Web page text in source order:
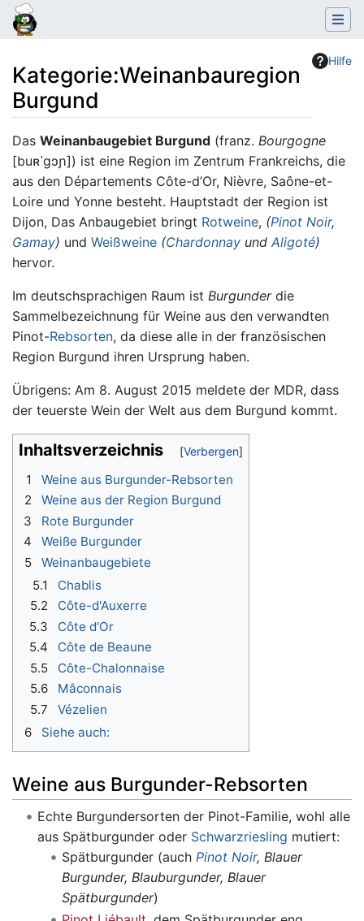
Hilfe
Kategorie:Weinanbauregion
Burgund
Wechseln zu:Navigation,Suche
Das Weinanbaugebiet Burgund (franz. Bourgogne
[buʀˈgɔɲ]) ist eine Region im Zentrum Frankreichs, die
aus den Départements Côte-d’Or, Nièvre, Saône-et-
Loire und Yonne besteht. Hauptstadt der Region ist
Dijon, Das Anbaugebiet bringt Rotweine, (Pinot Noir,
Gamay) und Weißweine (Chardonnay und Aligoté)
hervor.
Im deutschsprachigen Raum ist Burgunderdie
Sammelbezeichnung für Weine aus den verwandten
Pinot-Rebsorten, da diese alle in der französischen
Region Burgund ihren Ursprung haben.
Übrigens: Am 8. August 2015 meldete der MDR, dass
der teuerste Wein der Welt aus dem Burgund kommt.
Inhaltsverzeichnis
1
Weine aus Burgunder-Rebsorten
2
Weine aus der Region Burgund
3
Rote Burgunder
4
Weiße Burgunder
5
Weinanbaugebiete
5.1
Chablis
5.2
Côte-d'Auxerre
5.3
Côte d'Or
5.4
Côte de Beaune
5.5
Côte-Chalonnaise
5.6
Mâconnais
5.7
Vézelien
6
Siehe auch:
Weine aus Burgunder-Rebsorten
Echte Burgundersorten der Pinot-Familie, wohl alle
aus Spätburgunder oder Schwarzriesling mutiert:
Spätburgunder (auchPinot Noir, Blauer
Burgunder, Blauburgunder, Blauer
Spätburgunder)